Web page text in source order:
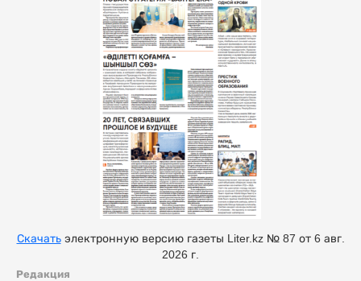
Редакция
Скачатьэлектронную версию газеты Liter.kz № 87 от 6 авг.
2026 г.